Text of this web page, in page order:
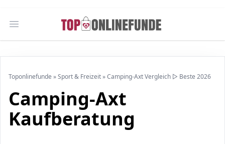
Open main menu
Toponlinefunde »Sport & Freizeit»Camping-Axt Vergleich ▷ Beste 2026
Camping-Axt
Kaufberatung